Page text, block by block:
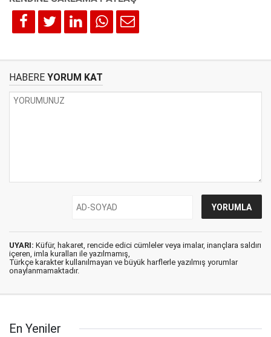
HABERE YORUM KAT
UYARI: Küfür, hakaret, rencide edici cümleler veya imalar, inançlara saldırı
içeren, imla kuralları ile yazılmamış,
Türkçe karakter kullanılmayan ve büyük harflerle yazılmış yorumlar
onaylanmamaktadır.
En Yeniler